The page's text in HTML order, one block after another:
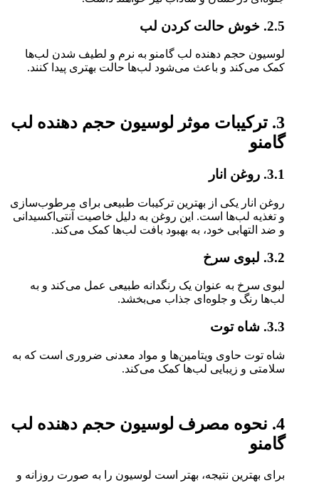
2.5. خوش حالت کردن لب
لوسیون حجم دهنده لب گامنو به نرم و لطیف شدن لب‌ها
کمک می‌کند و باعث می‌شود لب‌ها حالت بهتری پیدا کنند.
3. ترکیبات موثر لوسیون حجم دهنده لب
گامنو
3.1. روغن انار
روغن انار یکی از بهترین ترکیبات طبیعی برای مرطوب‌سازی
و تغذیه لب‌ها است. این روغن به دلیل خاصیت آنتی‌اکسیدانی
و ضد التهابی خود، به بهبود بافت لب‌ها کمک می‌کند.
3.2. لبوی سرخ
لبوی سرخ به عنوان یک رنگدانه طبیعی عمل می‌کند و به
لب‌ها رنگ و جلوه‌ای جذاب می‌بخشد.
3.3. شاه توت
شاه توت حاوی ویتامین‌ها و مواد معدنی ضروری است که به
سلامتی و زیبایی لب‌ها کمک می‌کند.
4. نحوه مصرف لوسیون حجم دهنده لب
گامنو
برای بهترین نتیجه، بهتر است لوسیون را به صورت روزانه و